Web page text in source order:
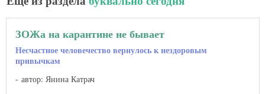
ЗОЖа на карантине не бывает
Несчастное человечество вернулось к нездоровым
привычкам
автор: Янина Катрач